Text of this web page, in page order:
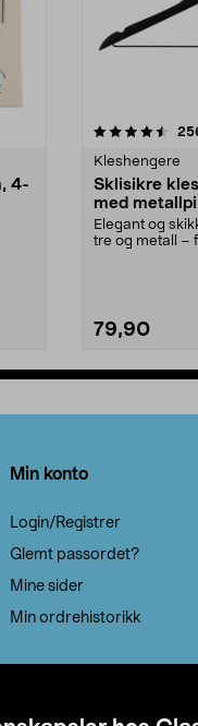
4-
Kleshengere
Sklisikre
med
Elegant og
tre og metall –
79,90
Min konto
Login/Registrer
Glemt passordet?
Mine sider
Min ordrehistorikk